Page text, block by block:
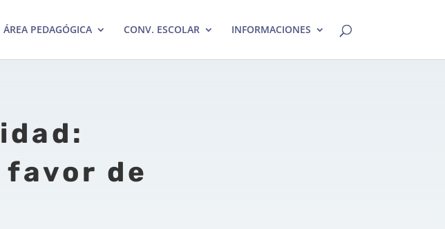
ÁREA PEDAGÓGICA CONV. ESCOLAR INFORMACIONES
de